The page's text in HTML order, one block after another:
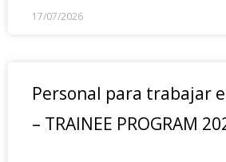
17/07/2026
Personal para trabajar
– TRAINEE PROGRAM